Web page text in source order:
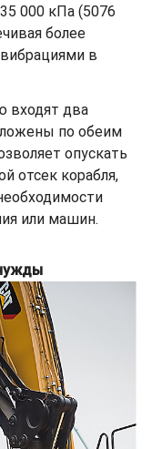
000 кПа (5076
более
в
входят два
по обеим
опускать
отсек корабля,
или машин.